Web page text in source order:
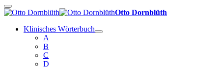
Otto Dornblüth
Klinisches Wörterbuch
A
B
C
D